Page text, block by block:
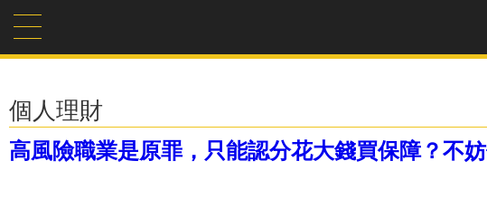
個人理財
高風險職業是原罪，只能認分花大錢買保障？不